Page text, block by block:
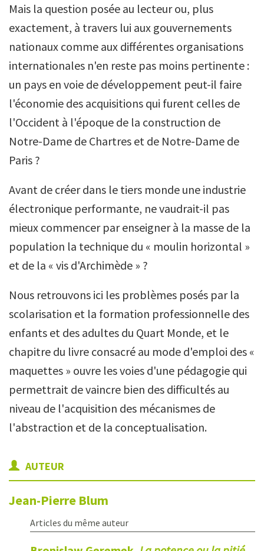
Mais la question posée au lecteur ou, plus
exactement, à travers lui aux gouvernements
nationaux comme aux différentes organisations
internationales n'en reste pas moins pertinente :
un pays en voie de développement peut-il faire
l'économie des acquisitions qui furent celles de
l'Occident à l'époque de la construction de
Notre-Dame de Chartres et de Notre-Dame de
Paris ?
Avant de créer dans le tiers monde une industrie
électronique performante, ne vaudrait-il pas
mieux commencer par enseigner à la masse de la
population la technique du « moulin horizontal »
et de la « vis d'Archimède » ?
Nous retrouvons ici les problèmes posés par la
scolarisation et la formation professionnelle des
enfants et des adultes du Quart Monde, et le
chapitre du livre consacré au mode d'emploi des «
maquettes » ouvre les voies d'une pédagogie qui
permettrait de vaincre bien des difficultés au
niveau de l'acquisition des mécanismes de
l'abstraction et de la conceptualisation.
AUTEUR
Jean-Pierre Blum
Articles du même auteur